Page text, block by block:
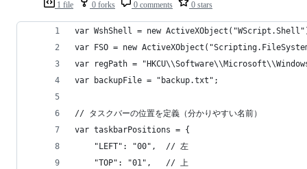
1 file 0 forks 0 comments 0 stars
var WshShell = new
var FSO = new
var regPath =
var backupFile = "backup.txt";
// タスクバーの位置を定義（分かりやすい名前）
var taskbarPositions = {
    "LEFT": "00",  // 左
    "TOP": "01",   // 上